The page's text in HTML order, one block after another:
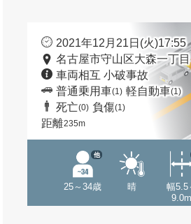
2021年12月21日(火)17:55
名古屋市守山区大森一丁
車両相互 小破事故
普通乗用車(1) 軽自動車(1)
死亡(0) 負傷(1)
距離235m
25～34歳
他
晴
幅5.5
9.0m